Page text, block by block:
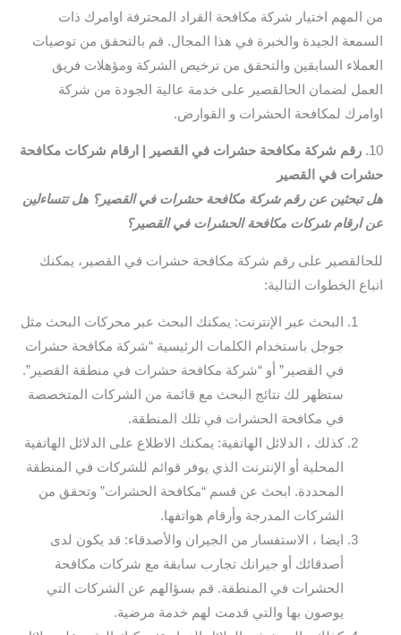
من المهم اختيار شركة مكافحة القراد المحترفة اوامرك ذات
السمعة الجيدة والخبرة في هذا المجال. قم بالتحقق من توصيات
العملاء السابقين والتحقق من ترخيص الشركة ومؤهلات فريق
العمل لضمان الحالقصير على خدمة عالية الجودة من شركة
اوامرك لمكافحة الحشرات و القوارض.
10. رقم شركة مكافحة حشرات في القصير | ارقام شركات مكافحة
حشرات في القصير
هل تبحثين عن رقم شركة مكافحة حشرات في القصير؟ هل تتساءلين
عن ارقام شركات مكافحة الحشرات في القصير؟
للحالقصير على رقم شركة مكافحة حشرات في القصير، يمكنك
اتباع الخطوات التالية:
البحث عبر الإنترنت: يمكنك البحث عبر محركات البحث مثل
جوجل باستخدام الكلمات الرئيسية “شركة مكافحة حشرات
في القصير” أو “شركة مكافحة حشرات في منطقة القصير”.
ستظهر لك نتائج البحث مع قائمة من الشركات المتخصصة
في مكافحة الحشرات في تلك المنطقة.
كذلك ، الدلائل الهاتفية: يمكنك الاطلاع على الدلائل الهاتفية
المحلية أو الإنترنت الذي يوفر قوائم للشركات في المنطقة
المحددة. ابحث عن قسم “مكافحة الحشرات” وتحقق من
الشركات المدرجة وأرقام هواتفها.
ايضا ، الاستفسار من الجيران والأصدقاء: قد يكون لدى
أصدقائك أو جيرانك تجارب سابقة مع شركات مكافحة
الحشرات في المنطقة. قم بسؤالهم عن الشركات التي
يوصون بها والتي قدمت لهم خدمة مرضية.